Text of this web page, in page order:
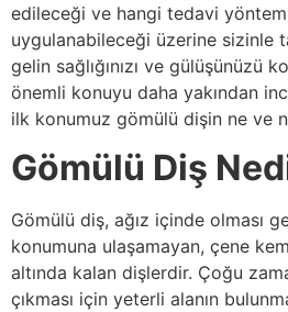
edileceği ve hangi tedavi
uygulanabileceği üzerine sizinle
gelin sağlığınızı ve gülüşünüzü
önemli konuyu daha yakından
ilk konumuz gömülü dişin ne ve
Gömülü Diş
Gömülü diş, ağız içinde olması
konumuna ulaşamayan, çene
altında kalan dişlerdir. Çoğu
çıkması için yeterli alanın